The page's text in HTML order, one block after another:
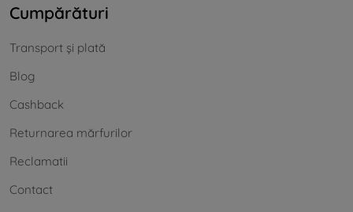
Cumpărături
Transport și plată
Blog
Cashback
Returnarea mărfurilor
Reclamatii
Contact